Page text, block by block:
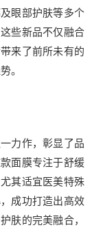
眼部护肤等多个
些新品不仅融合
来了前所未有的
。
力作，彰显了品
面膜专注于舒缓
其适宜医美特殊
成功打造出高效
肤的完美融合，